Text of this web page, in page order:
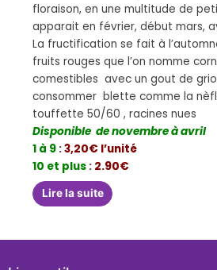
floraison, en une multitude de
apparait en février, début mars,
La fructification se fait à
fruits rouges que l’on nomme
comestibles avec un gout de
consommer blette comme la
touffette 50/60 , racines nues
Disponible de novembre à avril
1 à 9 :3,20€ l’unité
10 et plus : 2.90€
Lire la suite